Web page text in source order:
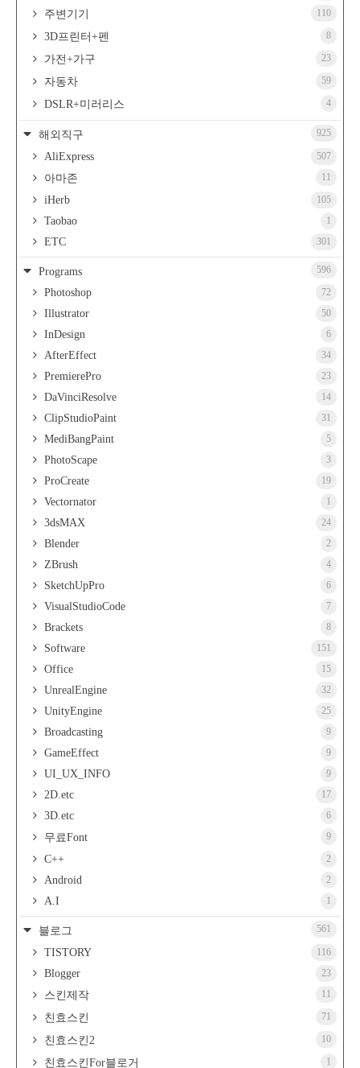
주변기기 110
3D프린터+펜 8
가전+가구 23
자동차 59
DSLR+미러리스 4
해외직구 925
AliExpress 507
아마존 11
iHerb 105
Taobao 1
ETC 301
Programs 596
Photoshop 72
Illustrator 50
InDesign 6
AfterEffect 34
PremierePro 23
DaVinciResolve 14
ClipStudioPaint 31
MediBangPaint 5
PhotoScape 3
ProCreate 19
Vectornator 1
3dsMAX 24
Blender 2
ZBrush 4
SketchUpPro 6
VisualStudioCode 7
Brackets 8
Software 151
Office 15
UnrealEngine 32
UnityEngine 25
Broadcasting 9
GameEffect 9
UI_UX_INFO 9
2D.etc 17
3D.etc 6
무료Font 9
C++ 2
Android 2
A.I 1
블로그 561
TISTORY 116
Blogger 23
스킨제작 11
친효스킨 71
친효스킨2 10
친효스킨For블로거 1